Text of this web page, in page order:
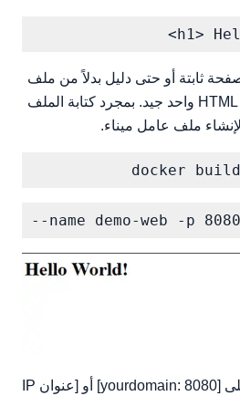
ثابتة أو حتى دليل بدلاً من ملف
الفهرس. للتبسيط ، ملف HTML واحد جيد. بمجرد كتابة الملف
ملف عامل ميناء.
docker
--name demo-web -p
زيارة الخادم الخاص بك على [yourdomain: 8080] أو [عنوان IP